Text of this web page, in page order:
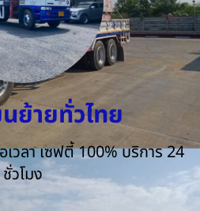
ย้ายทั่วไทย
วลา เซฟตี้ 100% บริการ 24
ชั่วโมง